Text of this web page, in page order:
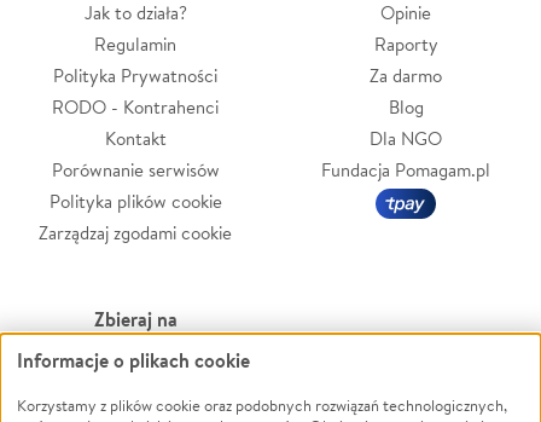
Jak to działa?
Regulamin
Polityka Prywatności
RODO - Kontrahenci
Kontakt
Porównanie serwisów
Polityka plików cookie
Zarządzaj zgodami cookie
Opinie
Raporty
Za darmo
Blog
Dla NGO
Fundacja Pomagam.pl
Zbieraj na
Leczenie
Zwierzęta
Powódź
Informacje o plikach cookie
Korzystamy z plików cookie oraz podobnych rozwiązań technologicznych,